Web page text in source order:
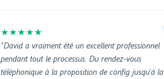
★★★★★
"David a vraiment été un excellent professionnel
pendant tout le processus. Du rendez-vous
téléphonique à la proposition de config jusqu'à la